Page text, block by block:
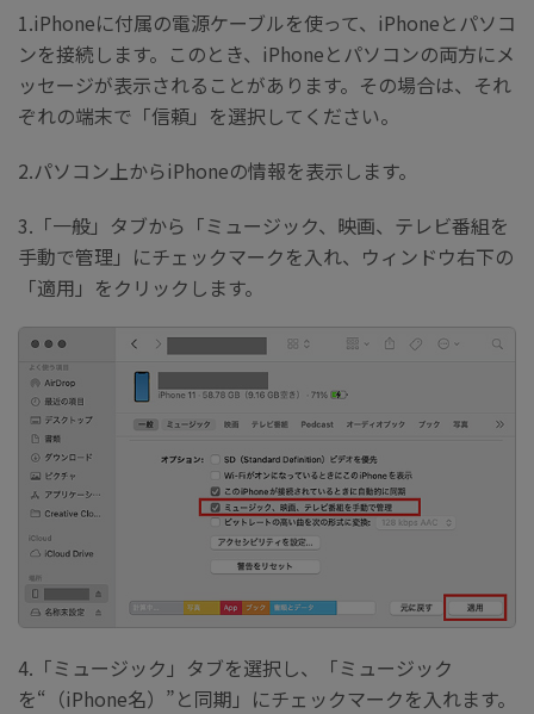
1.iPhoneに付属の電源ケーブルを使って、iPhoneとパソコ
ンを接続します。このとき、iPhoneとパソコンの両方にメ
ッセージが表示されることがあります。その場合は、それ
ぞれの端末で「信頼」を選択してください。
2.パソコン上からiPhoneの情報を表示します。
3.「一般」タブから「ミュージック、映画、テレビ番組を
手動で管理」にチェックマークを入れ、ウィンドウ右下の
「適用」をクリックします。
4.「ミュージック」タブを選択し、「ミュージック
を“（iPhone名）”と同期」にチェックマークを入れます。